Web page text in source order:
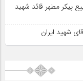
پیکر مطهر قائد شهید
شهید ایران